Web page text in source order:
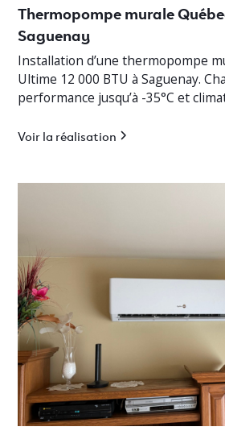
Thermopompe murale
Saguenay
Installation d’une thermopompe
Ultime 12 000 BTU à Saguenay.
performance jusqu’à -35°C et
Voir la réalisation